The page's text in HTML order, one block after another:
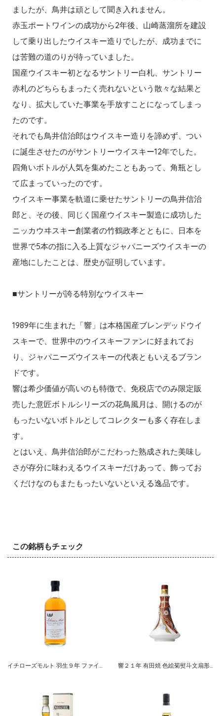
ましたが、鳥井は頑として聞き入れません。
赤玉ポートワインの成功から2年後、山崎蒸溜所を建設
して乗り出したウイスキー造りでしたが、成功までに
は苦難の道のりが待っていました。
国産ウイスキー初となるサントリー白札、サントリー
赤札のどちらもまったく売れないという散々な結果と
なり、拡大していた事業を手放すことになってしまっ
たのです。
それでも鳥井信治郎はウイスキー造りを諦めず、つい
に誕生させたのがサントリーウイスキー12年でした。
四角いボトルが人気を集めたこともあって、角瓶とし
て広まっていったのです。
ウイスキー事業を軌道に乗せたサントリーの鳥井信治
郎と、その後、同じく国産ウイスキー製造に成功した
ニッカウヰスキー創業者の竹鶴政孝とともに、日本を
世界で5本の指に入る上質なジャパニーズウイスキーの
産地にしたことは、歴史が証明しています。
■サントリーが誇る特別なウイスキー
1989年に生まれた「響」は本格国産ブレンデッドウイ
スキーで、世界中のウイスキーファンに好まれてお
り、ジャパニーズウイスキーの代表ともいえるブラン
ドです。
響は希少価値が高いのも特徴で、免税店でのみ限定販
売した意匠ボトルシリーズの花鳥風月は、開けるのが
もったいないボトルとしてコレクターも多く存在しま
す。
とはいえ、鳥井信治郎がこだわった熟成された美味し
さが存分に味わえるウイスキーだけあって、飾ってお
くだけなのもまたもったいないといえる逸品です。
この銘柄もチェック
イチローズモルト 羽生９年 ファイナルビンテージ・オブ・ハニュウ ２０００ 響２１年 有田焼 色絵菊熨斗文扇形瓶 ２０１２ サントリー